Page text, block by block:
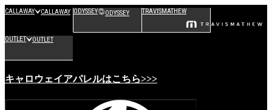
CALLAWAY CALLAWAY ODYSSEY ODYSSEY TRAVISMATHEW
OUTLET OUTLET
キャロウェイアパレルはこちら>>>